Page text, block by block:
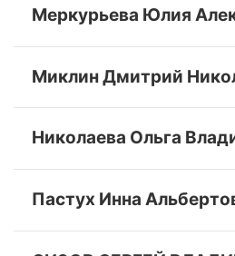
Меркурьева Юлия
Миклин Дмитрий
Николаева Ольга
Пастух Инна